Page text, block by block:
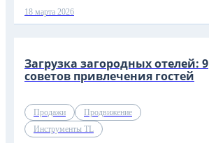
18 марта 2026
Загрузка загородных отелей: 9
советов привлечения гостей
Продажи
Продвижение
Инструменты TL